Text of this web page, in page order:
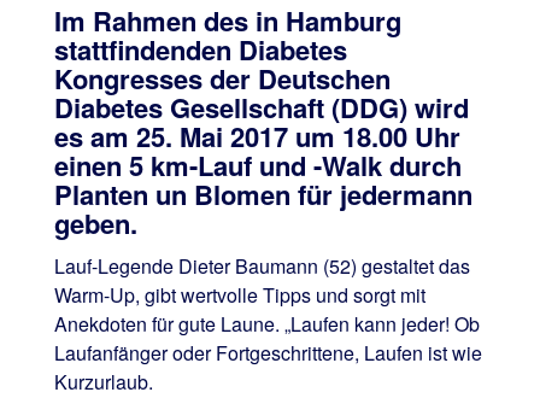
Im Rahmen des in Hamburg
stattfindenden Diabetes
Kongresses der Deutschen
Diabetes Gesellschaft (DDG) wird
es am 25. Mai 2017 um 18.00 Uhr
einen 5 km-Lauf und -Walk durch
Planten un Blomen für jedermann
geben.
Lauf-Legende Dieter Baumann (52) gestaltet das
Warm-Up, gibt wertvolle Tipps und sorgt mit
Anekdoten für gute Laune. „Laufen kann jeder! Ob
Laufanfänger oder Fortgeschrittene, Laufen ist wie
Kurzurlaub.